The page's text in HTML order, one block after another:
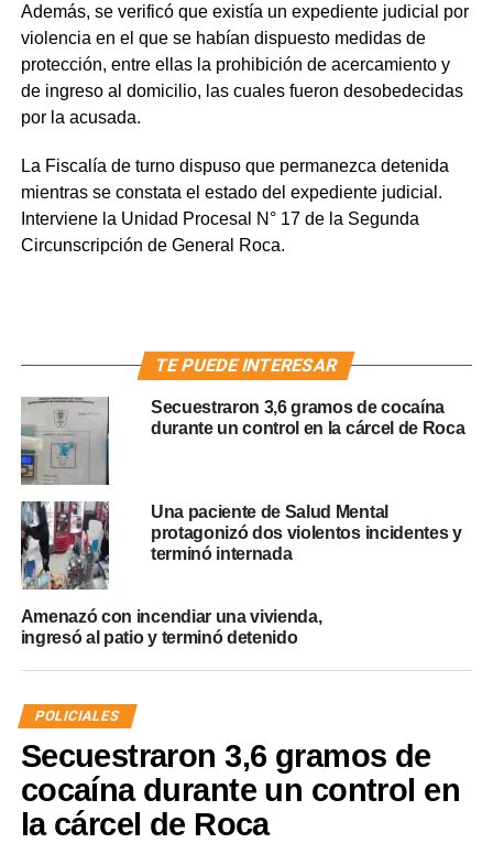
Además, se verificó que existía un expediente judicial por
violencia en el que se habían dispuesto medidas de
protección, entre ellas la prohibición de acercamiento y
de ingreso al domicilio, las cuales fueron desobedecidas
por la acusada.
La Fiscalía de turno dispuso que permanezca detenida
mientras se constata el estado del expediente judicial.
Interviene la Unidad Procesal N° 17 de la Segunda
Circunscripción de General Roca.
TE PUEDE INTERESAR
Secuestraron 3,6 gramos de cocaína
durante un control en la cárcel de Roca
Una paciente de Salud Mental
protagonizó dos violentos incidentes y
terminó internada
Amenazó con incendiar una vivienda,
ingresó al patio y terminó detenido
POLICIALES
Secuestraron 3,6 gramos de
cocaína durante un control en
la cárcel de Roca